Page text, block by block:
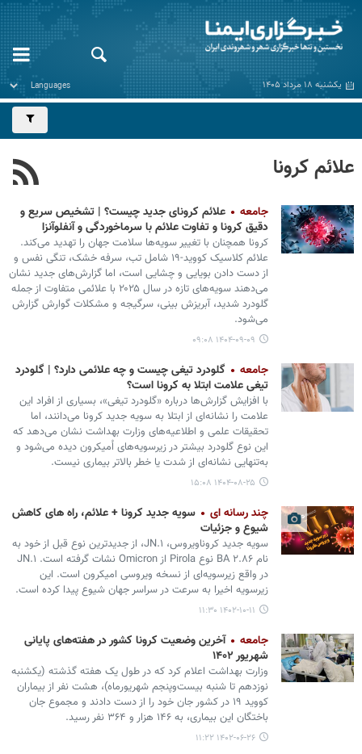
یکشنبه ۱۸ مرداد ۱۴۰۵
علائم کرونا
جامعه
علائم کرونای جدید چیست؟ | تشخیص سریع و
دقیق کرونا و تفاوت علائم با سرماخوردگی و آنفلوآنزا
کرونا همچنان با تغییر سویه‌ها سلامت جهان را تهدید می‌کند.
علائم کلاسیک کووید-۱۹ شامل تب، سرفه خشک، تنگی نفس و
از دست دادن بویایی و چشایی است، اما گزارش‌های جدید نشان
می‌دهند سویه‌های تازه در سال ۲۰۲۵ با علائمی متفاوت از جمله
گلودرد شدید، آبریزش بینی، سرگیجه و مشکلات گوارش گزارش
می‌شود.
۱۴۰۴-۰۹-۰۹ ۰۹:۰۸
جامعه
گلودرد تیغی چیست و چه علائمی دارد؟ | گلودرد
تیغی علامت ابتلا به کرونا است؟
با افزایش گزارش‌ها درباره «گلودرد تیغی»، بسیاری از افراد این
علامت را نشانه‌ای از ابتلا به سویه جدید کرونا می‌دانند، اما
تحقیقات علمی و اطلاعیه‌های وزارت بهداشت نشان می‌دهد که
این نوع گلودرد بیشتر در زیرسویه‌های اُمیکرون دیده می‌شود و
به‌تنهایی نشانه‌ای از شدت یا خطر بالاتر بیماری نیست.
۱۴۰۴-۰۸-۲۵ ۱۵:۰۸
چند رسانه ای
سویه جدید کرونا + علائم، راه های کاهش
شیوع و جزئیات
سویه جدید کروناویروس، JN.۱، از جدیدترین نوع قبل از خود به
نام BA ۲.۸۶ نوع Pirola از Omicron نشات گرفته است. JN.۱
در واقع زیرسویه‌ای از نسخه ویروسی امیکرون است. این
زیرسویه اخیرا به سرعت در سراسر جهان شیوع پیدا کرده است.
۱۴۰۲-۱۰-۱۱ ۱۱:۳۰
جامعه
آخرین وضعیت کرونا کشور در هفته‌های پایانی
شهریور ۱۴۰۲
وزارت بهداشت اعلام کرد که در طول یک هفته گذشته (یکشنبه
نوزدهم تا شنبه بیست‌وپنجم شهریورماه)، هشت نفر از بیماران
کووید ۱۹ در کشور جان خود را از دست دادند و مجموع جان
باختگان این بیماری، به ۱۴۶ هزار و ۳۶۴ نفر رسید.
۱۴۰۲-۰۶-۲۶ ۱۱:۲۲